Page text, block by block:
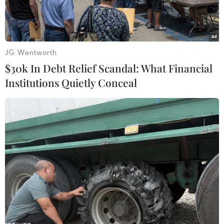
Tổng thống Hàn Quốc Park Geun-hye tại một sự kiện ở Seoul.
(Nguồn: AFP/TTXVN)
Ngày 19/11, hàng chục nghìn đã tham gia biểu
tình phản đối Tổng thống Hàn Quốc Park Geun-
Hye tại thủ đô Seoul.
JG Wentworth
$30k In Debt Relief Scandal: What Financial
Institutions Quietly Conceal